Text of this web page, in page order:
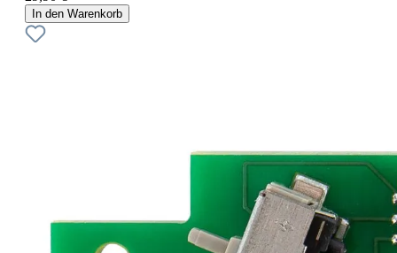
In den Warenkorb